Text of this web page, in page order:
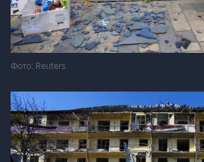
Фото: Reuters